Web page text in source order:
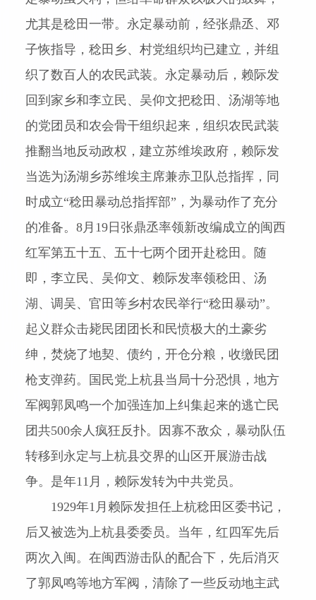
尤其是稔田一带。永定暴动前，经张鼎丞、邓
子恢指导，稔田乡、村党组织均已建立，并组
织了数百人的农民武装。永定暴动后，赖际发
回到家乡和李立民、吴仰文把稔田、汤湖等地
的党团员和农会骨干组织起来，组织农民武装
推翻当地反动政权，建立苏维埃政府，赖际发
当选为汤湖乡苏维埃主席兼赤卫队总指挥，同
时成立“稔田暴动总指挥部”，为暴动作了充分
的准备。8 月 19日张鼎丞率领新改编成立的闽西
红军第五十五、五十七两个团开赴稔田。随
即，李立民、吴仰文、赖际发率领稔田、汤
湖、调吴、官田等乡村农民举行“稔田暴动”。
起义群众击毙民团团长和民愤极大的土豪劣
绅，焚烧了地契、债约，开仓分粮，收缴民团
枪支弹药。国民党上杭县当局十分恐惧，地方
军阀郭凤鸣一个加强连加上纠集起来的逃亡民
团共500余人疯狂反扑。因寡不敌众，暴动队伍
转移到永定与上杭县交界的山区开展游击战
争。是年11 月，赖际发转为中共党员。
1929年1 月赖际发担任上杭稔田区委书记，
后又被选为上杭县委委员。当年，红四军先后
两次入闽。在闽西游击队的配合下，先后消灭
了郭凤鸣等地方军阀，清除了一些反动地主武